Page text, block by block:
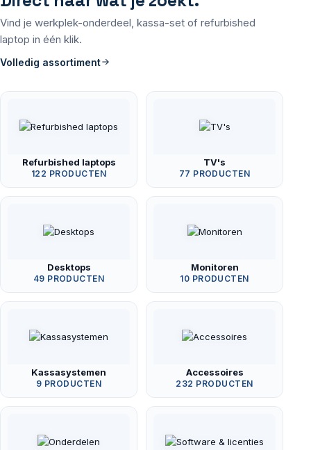
Vind je werkplek-onderdeel, kassa-set of refurbished
laptop in één klik.
Volledig assortiment
Refurbished laptops
122 PRODUCTEN
TV's
77 PRODUCTEN
Desktops
49 PRODUCTEN
Monitoren
10 PRODUCTEN
Kassasystemen
9 PRODUCTEN
Accessoires
232 PRODUCTEN